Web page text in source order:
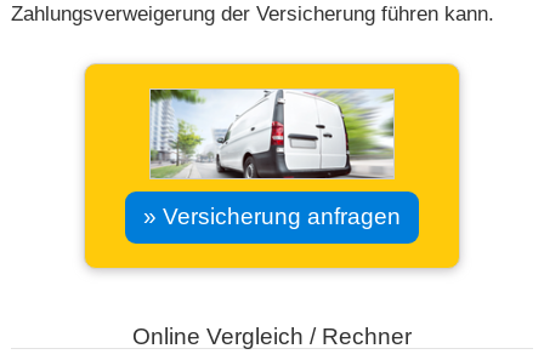
Zahlungsverweigerung der Versicherung führen kann.
» Versicherung anfragen
Online Vergleich / Rechner